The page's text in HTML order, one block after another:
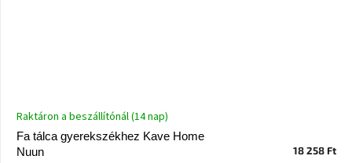
Fa tálca gyerekszékhez Kave Home
Nuun
Raktáron a beszállítónál (14 nap)
18 258 Ft